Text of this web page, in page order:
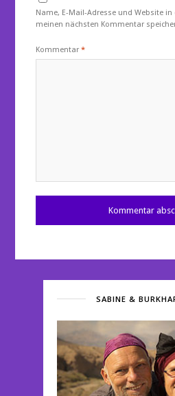
Name, E-Mail-Adresse und Website
meinen nächsten Kommentar
Kommentar*
SABINE &